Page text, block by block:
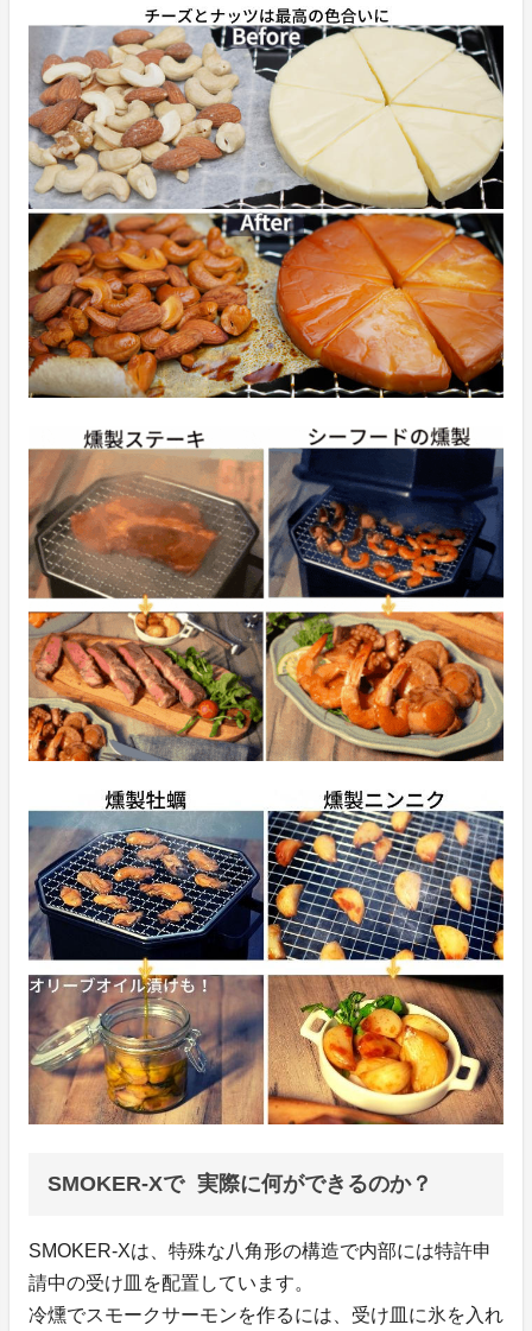
SMOKER-Xで 実際に何ができるのか？
SMOKER-Xは、特殊な八角形の構造で内部には特許申
請中の受け皿を配置しています。
冷燻でスモークサーモンを作るには、受け皿に氷を入れ